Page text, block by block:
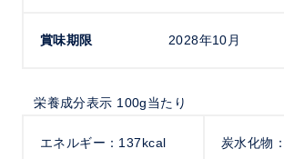
賞味期限 2028年10月
栄養成分表示 100g当たり
エネルギー：137kcal 炭水化物